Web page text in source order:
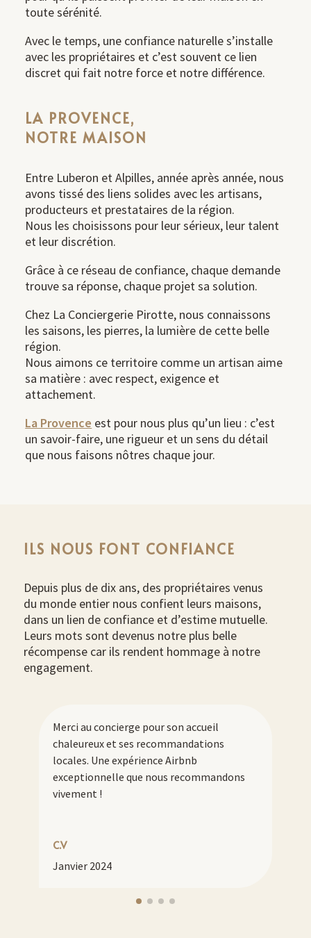
toute sérénité.
Avec le temps, une confiance naturelle s’installe
avec les propriétaires et c’est souvent ce lien
discret qui fait notre force et notre différence.
LA PROVENCE,
NOTRE MAISON
Entre Luberon et Alpilles, année après année, nous
avons tissé des liens solides avec les artisans,
producteurs et prestataires de la région.
Nous les choisissons pour leur sérieux, leur talent
et leur discrétion.
Grâce à ce réseau de confiance, chaque demande
trouve sa réponse, chaque projet sa solution.
Chez La Conciergerie Pirotte, nous connaissons
les saisons, les pierres, la lumière de cette belle
région.
Nous aimons ce territoire comme un artisan aime
sa matière : avec respect, exigence et
attachement.
La Provence est pour nous plus qu’un lieu : c’est
un savoir-faire, une rigueur et un sens du détail
que nous faisons nôtres chaque jour.
ILS NOUS FONT CONFIANCE
Depuis plus de dix ans, des propriétaires venus
du monde entier nous confient leurs maisons,
dans un lien de confiance et d’estime mutuelle.
Leurs mots sont devenus notre plus belle
récompense car ils rendent hommage à notre
engagement.
Merci au concierge pour son accueil
chaleureux et ses recommandations
locales. Une expérience Airbnb
exceptionnelle que nous recommandons
vivement !
C.V
Janvier 2024